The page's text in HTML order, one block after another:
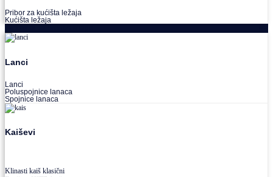
Pribor za kućišta ležaja
Kućišta ležaja
Lanci
Lanci
Poluspojnice lanaca
Spojnice lanaca
Kaiševi
Klinasti kaiš klasični